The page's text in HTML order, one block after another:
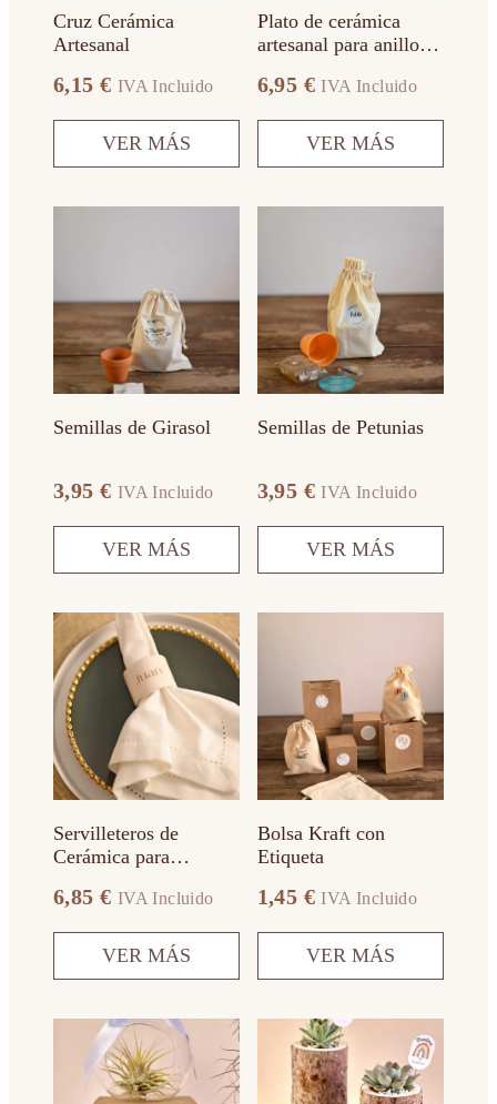
Cruz Cerámica
Artesanal
6,15 € IVA Incluido
VER MÁS
Plato de cerámica
artesanal para anillos
6,95 € IVA Incluido
VER MÁS
la
página
producto
Semillas de Girasol
3,95 € IVA Incluido
VER MÁS
Las
opciones
se
pueden
elegir
la
producto
Semillas de Petunias
3,95 € IVA Incluido
VER MÁS
variantes.
Las
opciones
se
pueden
elegir
la
producto
Servilleteros de
Cerámica para
6,85 € IVA Incluido
VER MÁS
Este
producto
tiene
múltiples
variantes.
Las
opciones
se
pueden
elegir
la
página
producto
Bolsa Kraft con
Etiqueta
1,45 € IVA Incluido
VER MÁS
múltiples
variantes.
Las
opciones
se
pueden
elegir
la
página
producto
producto
múltiples
producto
múltiples